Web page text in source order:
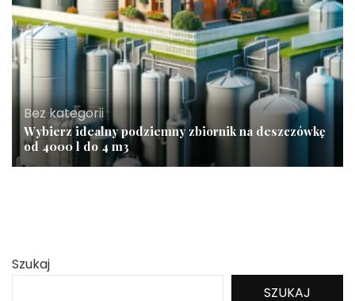
Bez kategorii
Wybierz idealny podziemny zbiornik na deszczówkę
od 4000 l do 4 m3
Szukaj
SZUKAJ